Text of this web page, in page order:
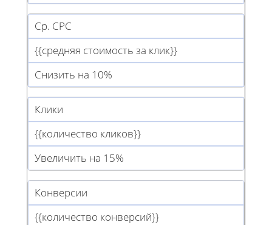
Ср. CPC
{{средняя стоимость за клик}}
Снизить на 10%
Клики
{{количество кликов}}
Увеличить на 15%
Конверсии
{{количество конверсий}}